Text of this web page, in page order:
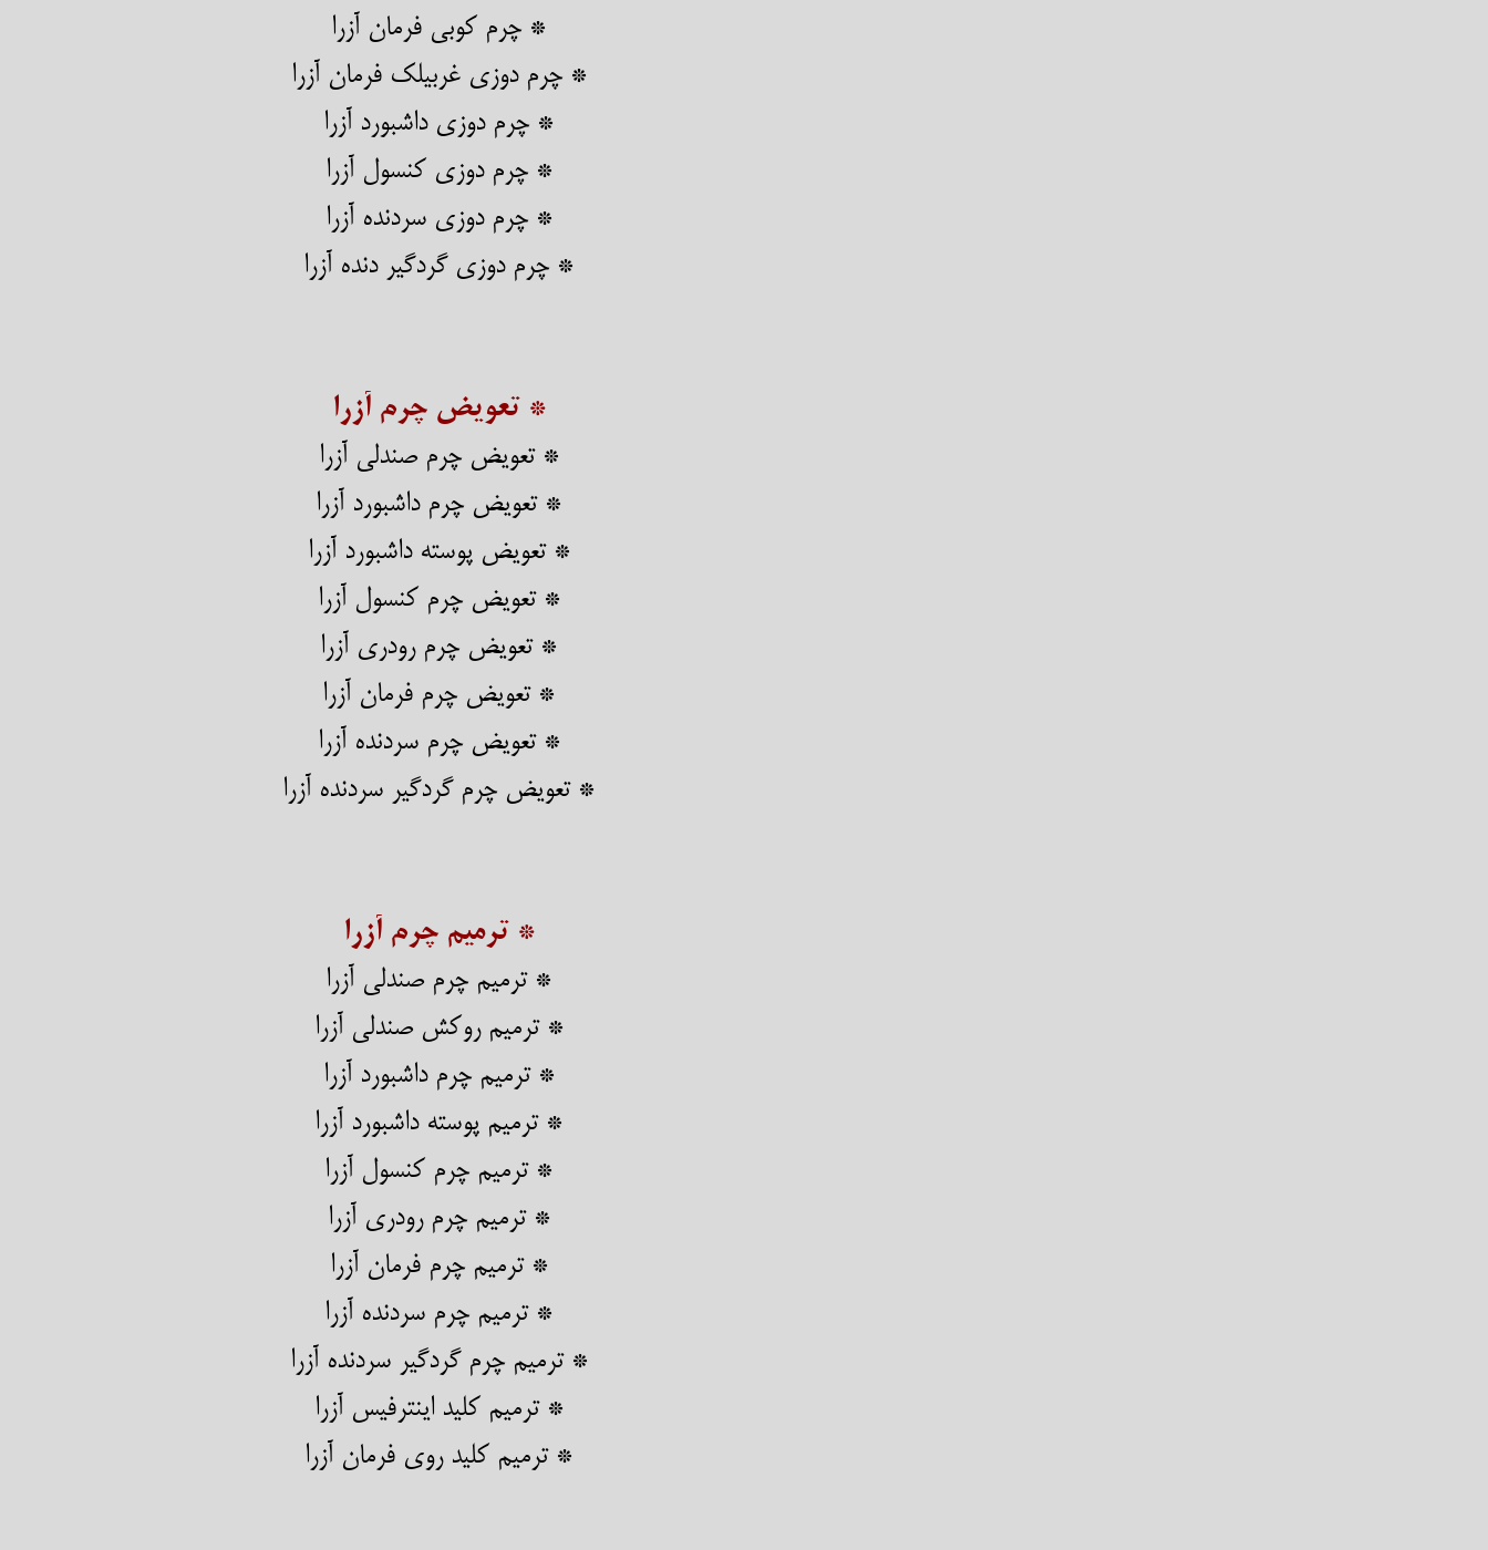
* چرم کوبی فرمان آزرا
​​​​​​​* چرم دوزی غربیلک فرمان آزرا
* چرم دوزی داشبورد آزرا
* چرم دوزی کنسول آزرا
* چرم دوزی سردنده آزرا
* چرم دوزی گردگیر دنده آزرا
* تعویض چرم آزرا
* تعویض چرم صندلی آزرا
* تعویض چرم داشبورد آزرا
* تعویض پوسته داشبورد آزرا
​​​​​​​* تعویض چرم کنسول آزرا
* تعویض چرم رودری آزرا
* تعویض چرم فرمان آزرا
* تعویض چرم سردنده آزرا
​​​​​​​* تعویض چرم گردگیر سردنده آزرا
* ترمیم چرم آزرا
* ترمیم چرم صندلی آزرا
​​​​​​​* ترمیم روکش صندلی آزرا
* ترمیم چرم داشبورد آزرا
* ترمیم پوسته داشبورد آزرا
​​​​​​​* ترمیم چرم کنسول آزرا
* ترمیم چرم رودری آزرا
* ترمیم چرم فرمان آزرا
* ترمیم چرم سردنده آزرا
​​​​​​​* ترمیم چرم گردگیر سردنده آزرا
​​​​​​​* ترمیم کلید اینترفیس آزرا
​​​​​​​* ترمیم کلید روی فرمان آزرا